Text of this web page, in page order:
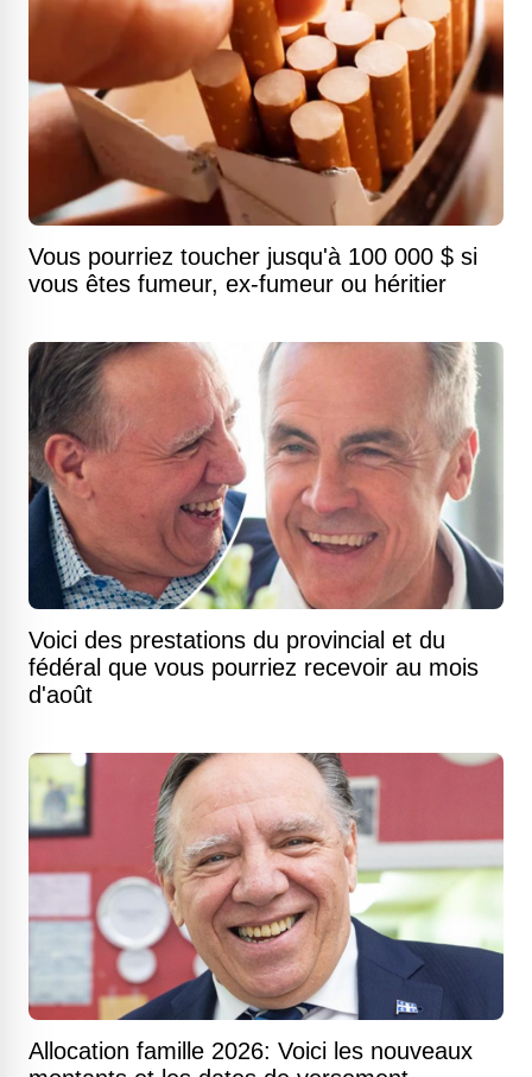
Vous pourriez toucher jusqu'à 100 000 $ si
vous êtes fumeur, ex-fumeur ou héritier
Voici des prestations du provincial et du
fédéral que vous pourriez recevoir au mois
d'août
Allocation famille 2026: Voici les nouveaux